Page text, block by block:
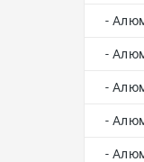
-
-
-
-
-